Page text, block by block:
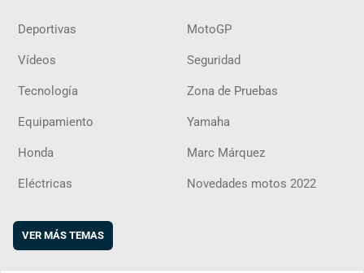
Deportivas MotoGP
Vídeos Seguridad
Tecnología Zona de Pruebas
Equipamiento Yamaha
Honda Marc Márquez
Eléctricas Novedades motos 2022
VER MÁS TEMAS